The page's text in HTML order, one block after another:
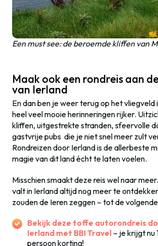
Een must see: de beroemde kliffen van
Maak ook een rondreis aan
van Ierland
En dan ben je weer terug op het vliegveld
heel veel mooie herinneringen rijker.
kliffen, uitgestrekte stranden, sfeervolle
gastvrije pubs die je niet snel meer zult
Rondreizen door Ierland is de allerbeste
magie van dit land écht te laten voelen.
Misschien smaakt deze reis wel naar
valt in Ierland altijd nog meer te
zouden de Ieren zeggen – tot de
Bekijk deze toffe autorondreis
Ierland met BBI Travel – je krijgt nu
persoon korting!